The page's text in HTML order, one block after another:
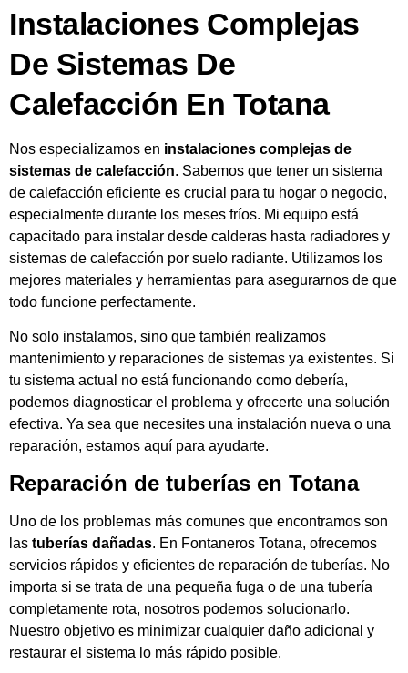
Instalaciones Complejas
De Sistemas De
Calefacción En Totana
Nos especializamos en instalaciones complejas de
sistemas de calefacción. Sabemos que tener un sistema
de calefacción eficiente es crucial para tu hogar o negocio,
especialmente durante los meses fríos. Mi equipo está
capacitado para instalar desde calderas hasta radiadores y
sistemas de calefacción por suelo radiante. Utilizamos los
mejores materiales y herramientas para asegurarnos de que
todo funcione perfectamente.
No solo instalamos, sino que también realizamos
mantenimiento y reparaciones de sistemas ya existentes. Si
tu sistema actual no está funcionando como debería,
podemos diagnosticar el problema y ofrecerte una solución
efectiva. Ya sea que necesites una instalación nueva o una
reparación, estamos aquí para ayudarte.
Reparación de tuberías en Totana
Uno de los problemas más comunes que encontramos son
las tuberías dañadas. En Fontaneros Totana, ofrecemos
servicios rápidos y eficientes de reparación de tuberías. No
importa si se trata de una pequeña fuga o de una tubería
completamente rota, nosotros podemos solucionarlo.
Nuestro objetivo es minimizar cualquier daño adicional y
restaurar el sistema lo más rápido posible.